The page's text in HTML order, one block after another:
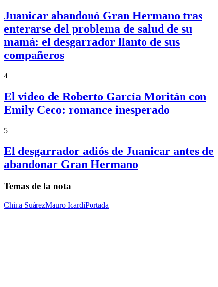
Juanicar abandonó Gran Hermano tras
enterarse del problema de salud de su
mamá: el desgarrador llanto de sus
compañeros
4
El video de Roberto García Moritán con
Emily Ceco: romance inesperado
5
El desgarrador adiós de Juanicar antes de
abandonar Gran Hermano
Temas de la nota
China SuárezMauro IcardiPortada